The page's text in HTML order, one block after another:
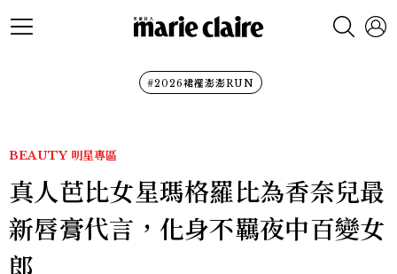
#2026裙襬澎澎RUN
BEAUTY 明星專區
真人芭比女星瑪格羅比為香奈兒最
新唇膏代言，化身不羈夜中百變女
郎